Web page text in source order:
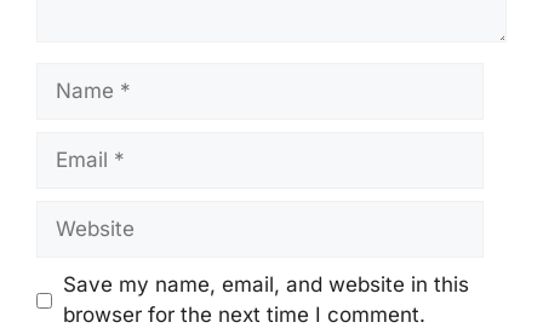
Name
Email
Website
Save my name, email, and website in this
browser for the next time I comment.